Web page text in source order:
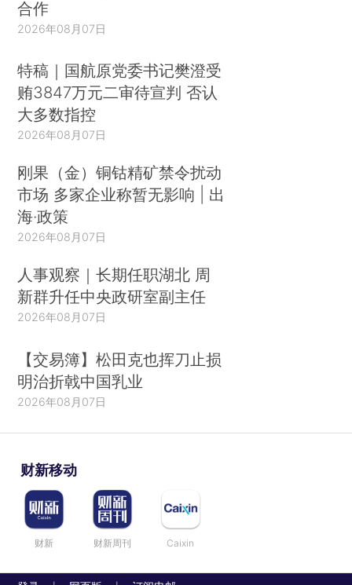
合作
2026年08月07日
特稿｜国航原党委书记樊澄受
贿3847万元二审待宣判 否认
大多数指控
2026年08月07日
刚果（金）铜钴精矿禁令扰动
市场 多家企业称暂无影响 | 出
海·政策
2026年08月07日
人事观察｜长期任职湖北 周
新群升任中央政研室副主任
2026年08月07日
【交易簿】松田克也挥刀止损
明治折戟中国乳业
2026年08月07日
财新移动
财新 财新周刊 Caixin